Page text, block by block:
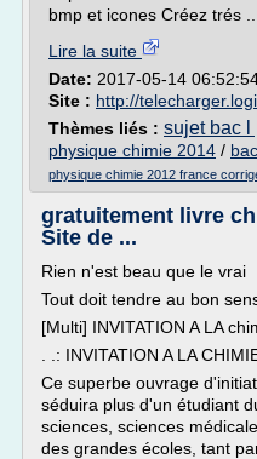
bmp et icones Créez trés
Lire la suite
Date: 2017-05-14
Site : http://
Thèmes liés : sujet bac l
physique chimie 2014 /
physique chimie 2012 france
gratuitement livre
Site de ...
Rien n'est beau que le vrai
Tout doit tendre au bon
[Multi] INVITATION A LA
. .: INVITATION A LA
Ce superbe ouvrage
séduira plus d'un étudiant
sciences, sciences
des grandes écoles, tant